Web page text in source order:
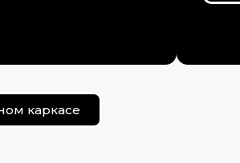
каркасе